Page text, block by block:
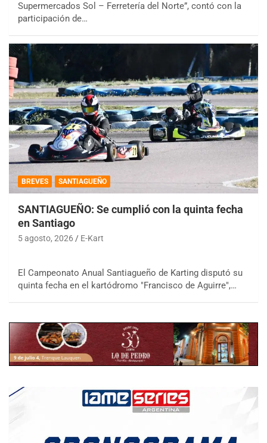
Supermercados Sol – Ferretería del Norte”, contó con la
participación de…
BREVES SANTIAGUEÑO
SANTIAGUEÑO: Se cumplió con la quinta fecha
en Santiago
5 agosto, 2026 E-Kart
El Campeonato Anual Santiagueño de Karting disputó su
quinta fecha en el kartódromo "Francisco de Aguirre",…